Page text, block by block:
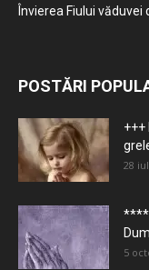
Învierea Fiului văduvei
POSTĂRI
28
****
5